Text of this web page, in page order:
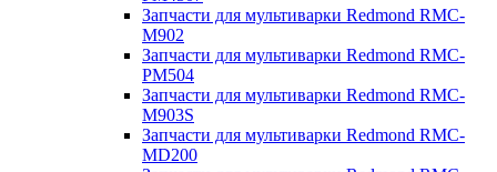
Запчасти для мультиварки Redmond RMC-
M902
Запчасти для мультиварки Redmond RMC-
PM504
Запчасти для мультиварки Redmond RMC-
M903S
Запчасти для мультиварки Redmond RMC-
MD200